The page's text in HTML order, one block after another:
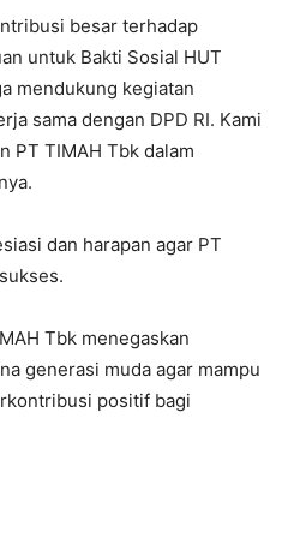
besar terhadap
untuk Bakti Sosial HUT
mendukung kegiatan
sama dengan DPD RI. Kami
PT TIMAH Tbk dalam
dan harapan agar PT
Tbk menegaskan
generasi muda agar mampu
positif bagi